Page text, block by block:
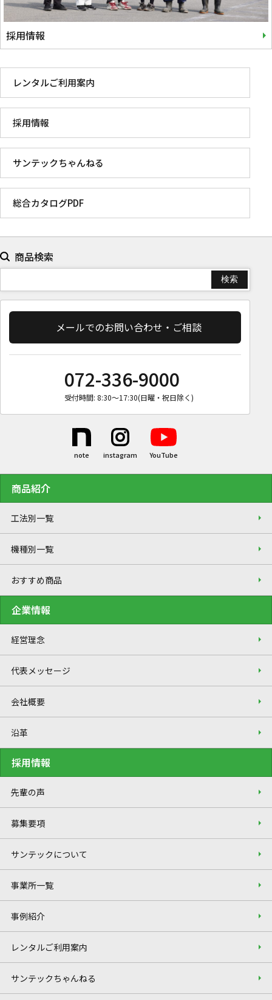
採用情報
レンタルご利用案内
採用情報
サンテックちゃんねる
総合カタログPDF
商品検索
メールでのお問い合わせ・ご相談
072-336-9000
受付時間: 8:30〜17:30(日曜・祝日除く)
商品紹介
工法別一覧
機種別一覧
おすすめ商品
企業情報
経営理念
代表メッセージ
会社概要
沿革
採用情報
先輩の声
募集要項
サンテックについて
事業所一覧
事例紹介
レンタルご利用案内
サンテックちゃんねる